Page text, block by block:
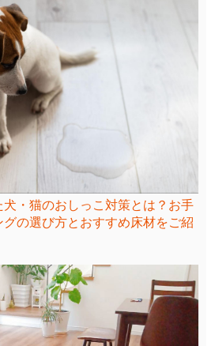
・猫のおしっこ対策とは？お手
の選び方とおすすめ床材をご紹